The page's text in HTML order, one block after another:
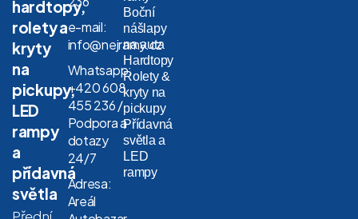
hardtopy,
rolety a
kryty
na
pickupy,
LED
rampy
a
přídavná
světla
e-mail:
info@nejramy.cz
Whatsapp:
+420 608
455 236 /
Podpora a
dotazy
24/7
Adresa:
Areál
Boční
nášlapy
na auta
Hardtopy
Rolety &
kryty na
pickupy
Přídavná
světla a
LED
rampy